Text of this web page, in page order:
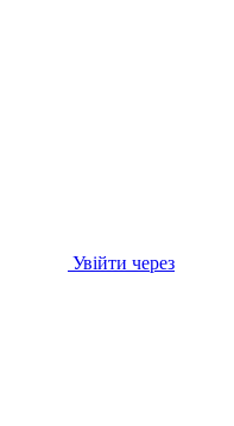
Увійти через